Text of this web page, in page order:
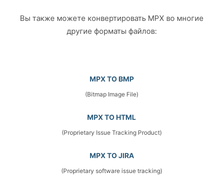
Вы также можете конвертировать MPX во многие
другие форматы файлов:
MPX TO BMP
(Bitmap Image File)
MPX TO HTML
(Proprietary Issue Tracking Product)
MPX TO JIRA
(Proprietary software issue tracking)